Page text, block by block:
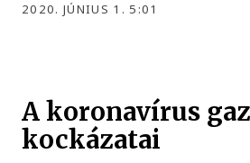
2020. JÚNIUS 1. 5:01
A koronavírus
kockázatai